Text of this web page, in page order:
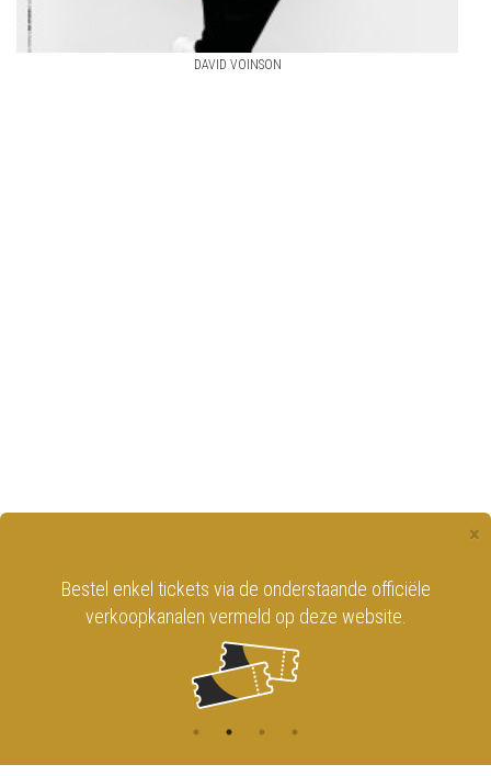
DAVID VOINSON
×
Bestel enkel tickets via de onderstaande officiële
verkoopkanalen vermeld op deze website.